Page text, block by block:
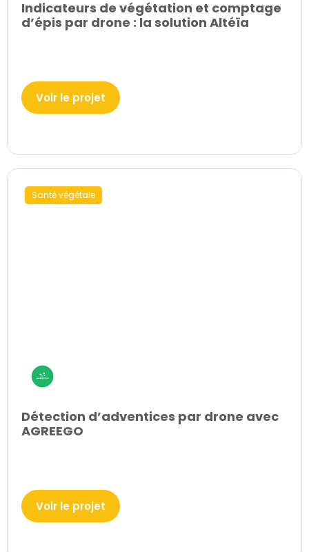
Indicateurs de végétation et comptage
d’épis par drone : la solution Altéïa
Voir le projet
Santé végétale
Détection d’adventices par drone avec
AGREEGO
Voir le projet